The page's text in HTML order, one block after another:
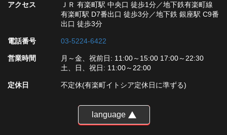
アクセス
ＪＲ 有楽町駅 中央口 徒歩1分／地下鉄有楽町線
有楽町駅 D7番出口 徒歩3分／地下鉄 銀座駅 C9番
出口 徒歩3分
電話番号 03-5224-6422
営業時間
月～金、祝前日: 11:00～15:00 17:00～22:30
土、日、祝日: 11:00～22:00
定休日 不定休(有楽町イトシア定休日に準ずる)
language